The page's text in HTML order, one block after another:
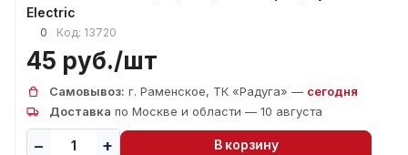
Electric
0 Код: 13720
45 руб./шт
Самовывоз: г. Раменское, ТК «Радуга» — сегодня
Доставка по Москве и области — 10 августа
В корзину